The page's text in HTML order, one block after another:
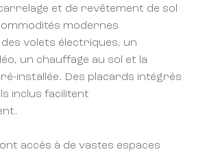
et de revêtement de sol
modernes
volets électriques, un
un chauffage au sol et la
installée. Des placards intégrés
inclus facilitent
accès à de vastes espaces